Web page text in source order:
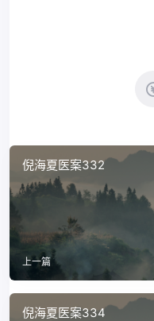
倪海夏医案332
上一篇
倪海夏医案334